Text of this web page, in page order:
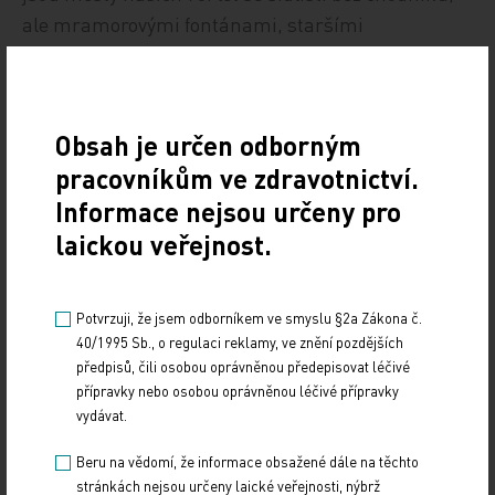
ale mramorovými fontánami, staršími
nerekonstruovanými domky, ale výbornými
dálnice, osvětlená i mimo město, končí po padesáti
kilometrech a jede se rozježděnou stepí dalších
třicet kilometrů. A pak zase dálnice… Lidé jsou
spokojení, říkají, že Dubaj se budovala padesát let
kardiologie hrazená není, ve vědě, výzkumu, ale i
ve vzdělávání lékařů je za vzor považováno Rusko,
ale i výše popsaný Kyrgyzstán. Obecně panuje z
Ruska jistá obava (existuje ale úzká spolupráce a
celní unie), ale větší z Číny. Život ve střední Asii se z
pohledu Středoevropana hodně liší. Nejde jen o
Obsah je určen odborným
pracovníkům ve zdravotnictví.
Informace nejsou určeny pro
laickou veřejnost.
Potvrzuji, že jsem odborníkem ve smyslu §2a Zákona č.
40/1995 Sb., o regulaci reklamy, ve znění pozdějších
předpisů, čili osobou oprávněnou předepisovat léčivé
přípravky nebo osobou oprávněnou léčivé přípravky
vydávat.
Beru na vědomí, že informace obsažené dále na těchto
stránkách nejsou určeny laické veřejnosti, nýbrž